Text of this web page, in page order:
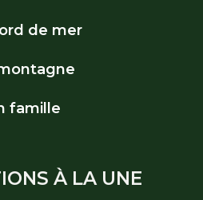
de mer
famille
À LA UNE